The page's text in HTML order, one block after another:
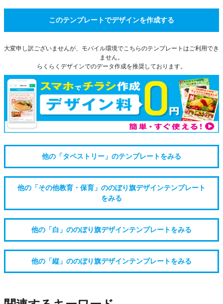
このテンプレートでデザインを作成する
大変申し訳ございませんが、モバイル環境でこちらのテンプレートはご利用でき
ません。
らくらくデザインでのデータ作成を推奨しております。
他の「タペストリー」のテンプレートをみる
他の「その他教育・保育」ののぼり旗デザインテンプレート
をみる
他の「白」ののぼり旗デザインテンプレートをみる
他の「縦」ののぼり旗デザインテンプレートをみる